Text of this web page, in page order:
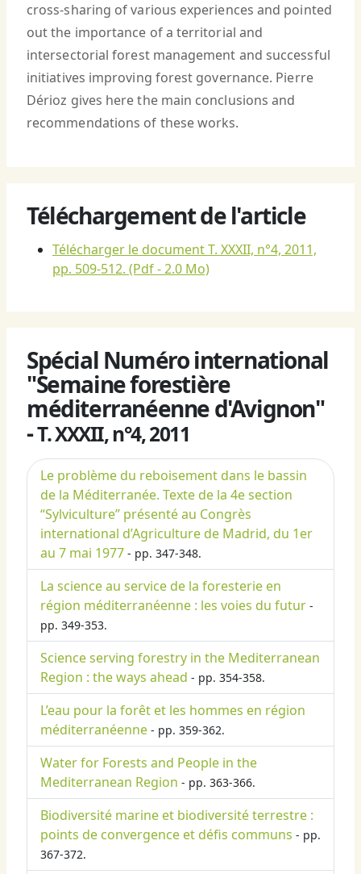
cross-sharing of various experiences and pointed
out the importance of a territorial and
intersectorial forest management and successful
initiatives improving forest governance. Pierre
Dérioz gives here the main conclusions and
recommendations of these works.
Téléchargement de l'article
Télécharger le document T. XXXII, n°4, 2011,
pp. 509-512. (Pdf - 2.0 Mo)
Spécial Numéro international
"Semaine forestière
méditerranéenne d'Avignon"
-T. XXXII, n°4, 2011
Le problème du reboisement dans le bassin
de la Méditerranée. Texte de la 4e section
“Sylviculture” présenté au Congrès
international d’Agriculture de Madrid, du 1er
au 7 mai 1977 - pp. 347-348.
La science au service de la foresterie en
région méditerranéenne : les voies du futur -
pp. 349-353.
Science serving forestry in the Mediterranean
Region : the ways ahead - pp. 354-358.
L’eau pour la forêt et les hommes en région
méditerranéenne - pp. 359-362.
Water for Forests and People in the
Mediterranean Region - pp. 363-366.
Biodiversité marine et biodiversité terrestre :
points de convergence et défis communs - pp.
367-372.